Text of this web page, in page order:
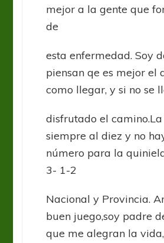
mejor a la gente que
de
esta enfermedad. Soy
piensan qe es mejor el
como llegar, y si no se
disfrutado el
siempre al diez y no
número para la
3- 1-2
Nacional y Provincia.
buen juego,soy padre
que me alegran la